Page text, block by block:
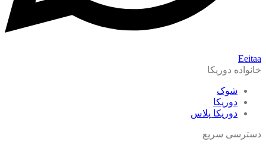
Eeitaa
خانواده دوریکا
شوک
دوریکا
دوریکا پلاس
دسترسی سریع